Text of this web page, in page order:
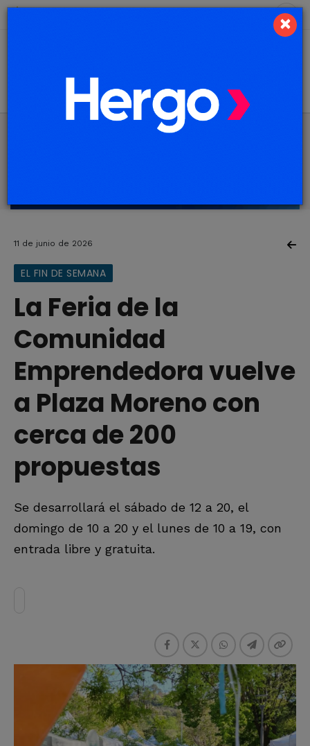
11 de junio de 2026
EL FIN DE SEMANA
La Feria de la
Comunidad
Emprendedora vuelve
a Plaza Moreno con
cerca de 200
propuestas
Se desarrollará el sábado de 12 a 20, el
domingo de 10 a 20 y el lunes de 10 a 19, con
entrada libre y gratuita.
×